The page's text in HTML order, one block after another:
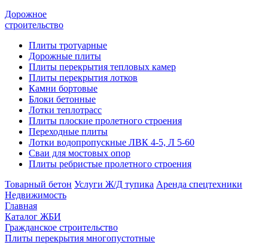
Дорожное
строительство
Плиты тротуарные
Дорожные плиты
Плиты перекрытия тепловых камер
Плиты перекрытия лотков
Камни бортовые
Блоки бетонные
Лотки теплотрасс
Плиты плоские пролетного строения
Переходные плиты
Лотки водопропускные ЛВК 4-5, Л 5-60
Сваи для мостовых опор
Плиты ребристые пролетного строения
Товарный бетон Услуги Ж/Д тупика Аренда спецтехники
Недвижимость
Главная
Каталог ЖБИ
Гражданское строительство
Плиты перекрытия многопустотные